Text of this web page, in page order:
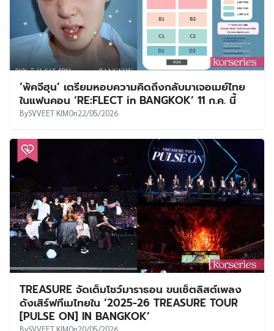
‘พัคจีฮุน’ เตรียมหอบความคิดถึงกลับมาเจอเมย์ไทย
ในแฟนคอน ‘RE:FLECT in BANGKOK’ 11 ก.ค. นี้
BySVVEET KIMOn22/05/2026
TREASURE จัดเต็มโชว์มาราธอน ขนเซ็ตลิสต์เพลง
ดังเสิร์ฟทึเมไทยใน ‘2025-26 TREASURE TOUR
[PULSE ON] IN BANGKOK’
BySVVEET KIMOn20/05/2026